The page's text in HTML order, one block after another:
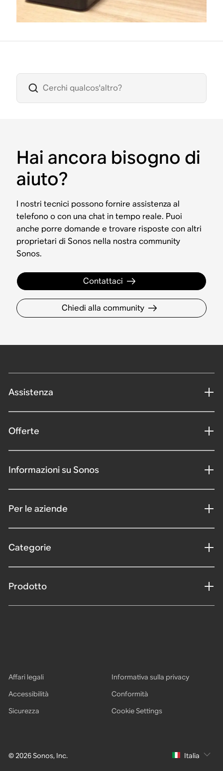
Hai ancora bisogno di
aiuto?
I nostri tecnici possono fornire assistenza al
telefono o con una chat in tempo reale. Puoi
anche porre domande e trovare risposte con altri
proprietari di Sonos nella nostra community
Sonos.
Contattaci
Chiedi alla community
Assistenza
Offerte
Informazioni su Sonos
Per le aziende
Categorie
Prodotto
© 2026 Sonos, Inc.
Affari legali
Informativa sulla privacy
Accessibilità
Conformità
Sicurezza
Cookie Settings
Italia